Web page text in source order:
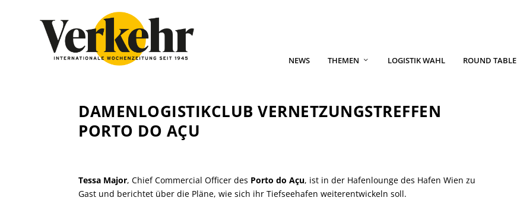
NEWS THEMEN LOGISTIK WAHL ROUND TABLE
DAMENLOGISTIKCLUB VERNETZUNGSTREFFEN
PORTO DO AÇU
Tessa Major, Chief Commercial Officer des Porto do Açu, ist in der Hafenlounge des Hafen Wien zu
Gast und berichtet über die Pläne, wie sich ihr Tiefseehafen weiterentwickeln soll.